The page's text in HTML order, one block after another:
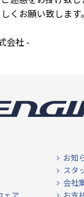
くお願い致します。
会社 -
ェア
お知
スタ
会社
お支